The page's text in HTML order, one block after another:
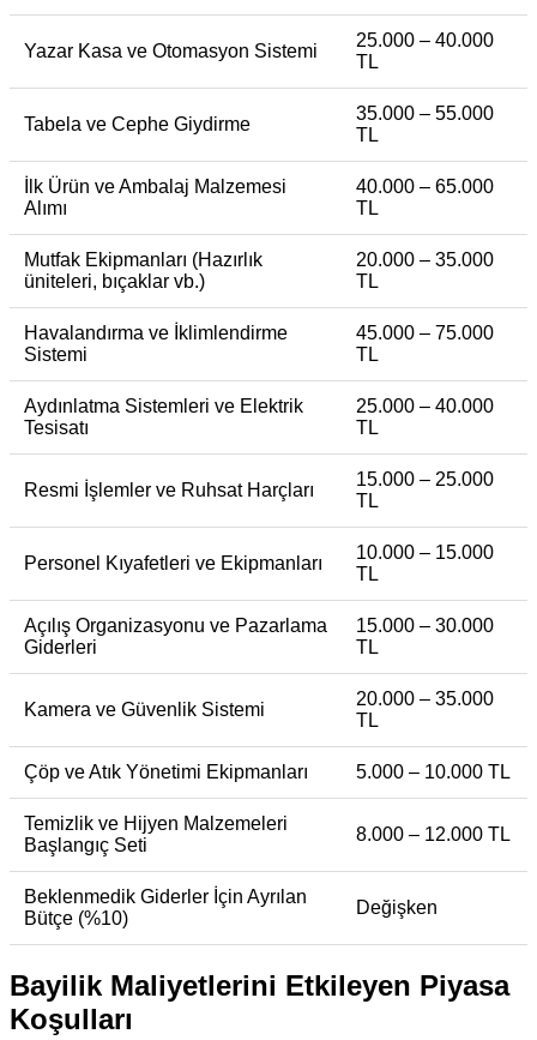
Yazar Kasa ve Otomasyon Sistemi
25.000 – 40.000
TL
Tabela ve Cephe Giydirme
35.000 – 55.000
TL
İlk Ürün ve Ambalaj Malzemesi
Alımı
40.000 – 65.000
TL
Mutfak Ekipmanları (Hazırlık
üniteleri, bıçaklar vb.)
20.000 – 35.000
TL
Havalandırma ve İklimlendirme
Sistemi
45.000 – 75.000
TL
Aydınlatma Sistemleri ve Elektrik
Tesisatı
25.000 – 40.000
TL
Resmi İşlemler ve Ruhsat Harçları
15.000 – 25.000
TL
Personel Kıyafetleri ve Ekipmanları
10.000 – 15.000
TL
Açılış Organizasyonu ve Pazarlama
Giderleri
15.000 – 30.000
TL
Kamera ve Güvenlik Sistemi
20.000 – 35.000
TL
Çöp ve Atık Yönetimi Ekipmanları 5.000 – 10.000 TL
Temizlik ve Hijyen Malzemeleri
Başlangıç Seti
8.000 – 12.000 TL
Beklenmedik Giderler İçin Ayrılan
Bütçe (%10)
Değişken
Bayilik Maliyetlerini Etkileyen Piyasa
Koşulları